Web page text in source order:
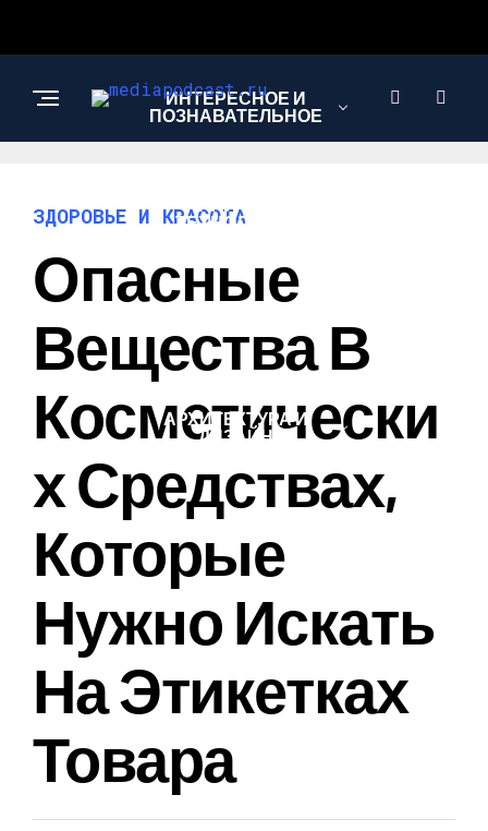
ИНТЕРЕСНОЕ И
ПОЗНАВАТЕЛЬНОЕ
НАУКА И
ТЕХНОЛОГИИ
АРХИТЕКТУРА И
ДИЗАЙН
ЗДОРОВЬЕ И КРАСОТА
Опасные
Вещества В
Косметически
Х Средствах,
Которые
Нужно Искать
На Этикетках
Товара